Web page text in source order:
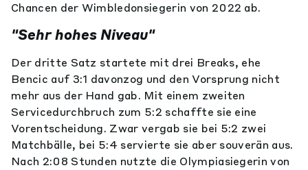
Chancen der Wimbledonsiegerin von 2022 ab.
"Sehr hohes Niveau"
Der dritte Satz startete mit drei Breaks, ehe
Bencic auf 3:1 davonzog und den Vorsprung nicht
mehr aus der Hand gab. Mit einem zweiten
Servicedurchbruch zum 5:2 schaffte sie eine
Vorentscheidung. Zwar vergab sie bei 5:2 zwei
Matchbälle, bei 5:4 servierte sie aber souverän aus.
Nach 2:08 Stunden nutzte die Olympiasiegerin von